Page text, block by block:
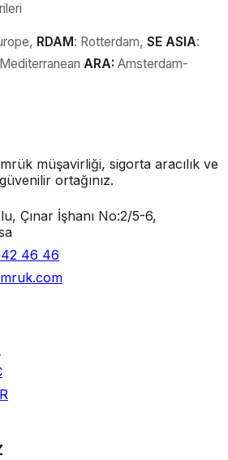
RDAM: Rotterdam, SE ASIA:
ARA: Amsterdam-
müşavirliği, sigorta aracılık ve
ortağınız.
Çınar İşhanı No:2/5-6,
46 46